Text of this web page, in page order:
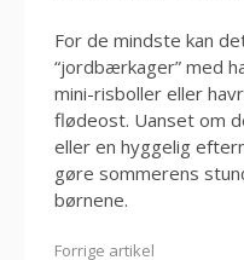
For de mindste kan
“jordbærkager” med
mini-risboller eller
flødeost. Uanset om
eller en hyggelig
gøre sommerens
børnene.
Forrige artikel